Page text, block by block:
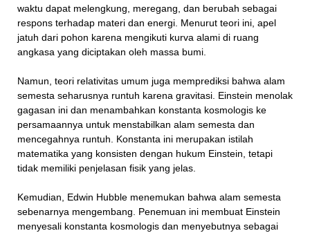
waktu dapat melengkung, meregang, dan berubah sebagai
respons terhadap materi dan energi. Menurut teori ini, apel
jatuh dari pohon karena mengikuti kurva alami di ruang
angkasa yang diciptakan oleh massa bumi.
Namun, teori relativitas umum juga memprediksi bahwa alam
semesta seharusnya runtuh karena gravitasi. Einstein menolak
gagasan ini dan menambahkan konstanta kosmologis ke
persamaannya untuk menstabilkan alam semesta dan
mencegahnya runtuh. Konstanta ini merupakan istilah
matematika yang konsisten dengan hukum Einstein, tetapi
tidak memiliki penjelasan fisik yang jelas.
Kemudian, Edwin Hubble menemukan bahwa alam semesta
sebenarnya mengembang. Penemuan ini membuat Einstein
menyesali konstanta kosmologis dan menyebutnya sebagai